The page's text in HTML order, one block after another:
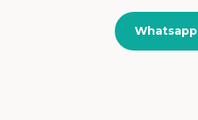
Whatsapp